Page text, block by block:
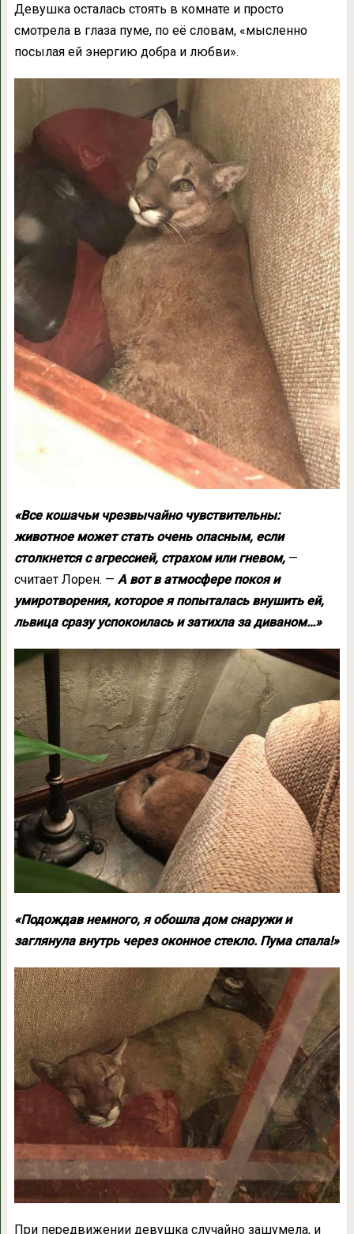
Девушка осталась стоять в комнате и просто
смотрела в глаза пуме, по её словам, «мысленно
посылая ей энергию добра и любви».
«Все кошачьи чрезвычайно чувствительны:
животное может стать очень опасным, если
столкнется с агрессией, страхом или гневом, —
считает Лорен. — А вот в атмосфере покоя и
умиротворения, которое я попыталась внушить ей,
львица сразу успокоилась и затихла за диваном…»
«Подождав немного, я обошла дом снаружи и
заглянула внутрь через оконное стекло. Пума спала!»
При передвижении девушка случайно зашумела, и